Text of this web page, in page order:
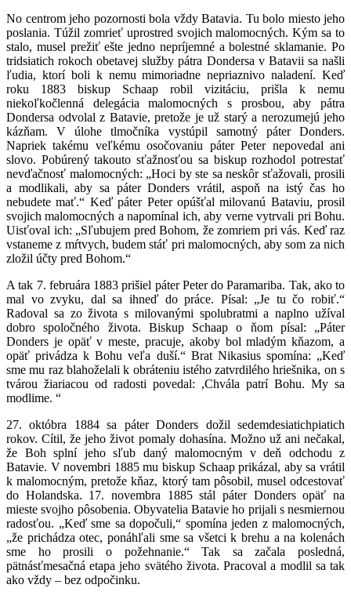
No centrom jeho pozornosti bola vždy Batavia. Tu bolo miesto jeho
poslania. Túžil zomrieť uprostred svojich malomocných. Kým sa to
stalo, musel prežiť ešte jedno nepríjemné a bolestné sklamanie. Po
tridsiatich rokoch obetavej služby pátra Dondersa v Batavii sa našli
ľudia, ktorí boli k nemu mimoriadne nepriaznivo naladení. Keď
roku 1883 biskup Schaap robil vizitáciu, prišla k nemu
niekoľkočlenná delegácia malomocných s prosbou, aby pátra
Dondersa odvolal z Batavie, pretože je už starý a nerozumejú jeho
kázňam. V úlohe tlmočníka vystúpil samotný páter Donders.
Napriek takému veľkému osočovaniu páter Peter nepovedal ani
slovo. Pobúrený takouto sťažnosťou sa biskup rozhodol potrestať
nevďačnosť malomocných: „Hoci by ste sa neskôr sťažovali, prosili
a modlikali, aby sa páter Donders vrátil, aspoň na istý čas ho
nebudete mať.“ Keď páter Peter opúšťal milovanú Bataviu, prosil
svojich malomocných a napomínal ich, aby verne vytrvali pri Bohu.
Uisťoval ich: „Sľubujem pred Bohom, že zomriem pri vás. Keď raz
vstaneme z mŕtvych, budem stáť pri malomocných, aby som za nich
zložil účty pred Bohom.“
A tak 7. februára 1883 prišiel páter Peter do Paramariba. Tak, ako to
mal vo zvyku, dal sa ihneď do práce. Písal: „Je tu čo robiť.“
Radoval sa zo života s milovanými spolubratmi a naplno užíval
dobro spoločného života. Biskup Schaap o ňom písal: „Páter
Donders je opäť v meste, pracuje, akoby bol mladým kňazom, a
opäť privádza k Bohu veľa duší.“ Brat Nikasius spomína: „Keď
sme mu raz blahoželali k obráteniu istého zatvrdilého hriešnika, on s
tvárou žiariacou od radosti povedal: ,Chvála patrí Bohu. My sa
modlime. “
27. októbra 1884 sa páter Donders dožil sedemdesiatichpiatich
rokov. Cítil, že jeho život pomaly dohasína. Možno už ani nečakal,
že Boh splní jeho sľub daný malomocným v deň odchodu z
Batavie. V novembri 1885 mu biskup Schaap prikázal, aby sa vrátil
k malomocným, pretože kňaz, ktorý tam pôsobil, musel odcestovať
do Holandska. 17. novembra 1885 stál páter Donders opäť na
mieste svojho pôsobenia. Obyvatelia Batavie ho prijali s nesmiernou
radosťou. „Keď sme sa dopočuli,“ spomína jeden z malomocných,
„že prichádza otec, ponáhľali sme sa všetci k brehu a na kolenách
sme ho prosili o požehnanie.“ Tak sa začala posledná,
pätnásťmesačná etapa jeho svätého života. Pracoval a modlil sa tak
ako vždy – bez odpočinku.